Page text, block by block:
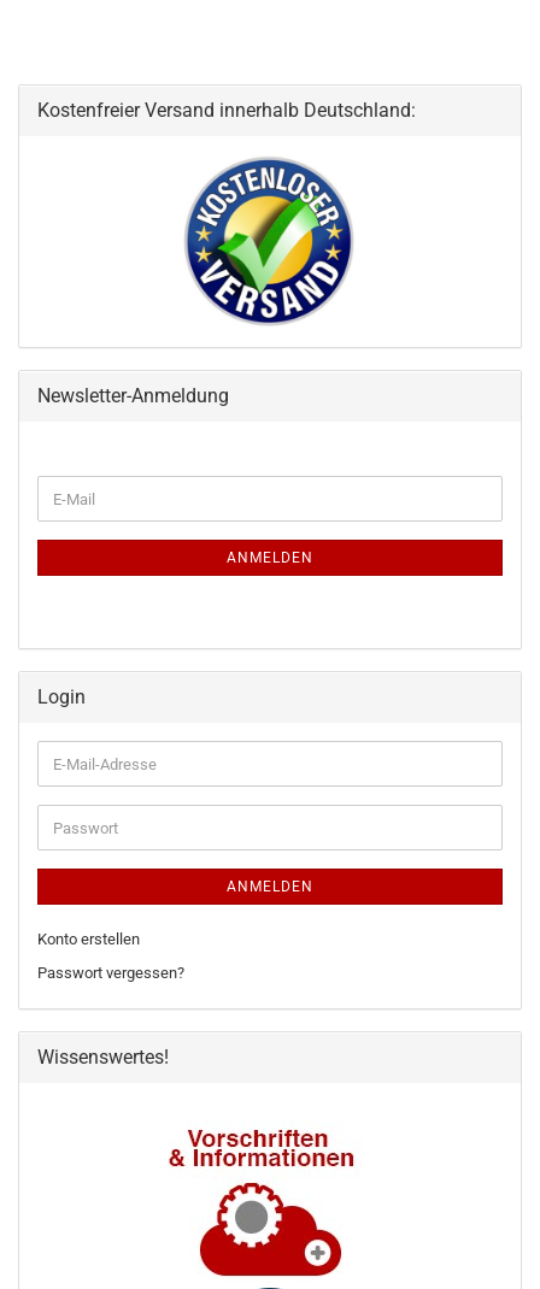
Kostenfreier Versand innerhalb Deutschland:
Newsletter-Anmeldung
ZUR
E-
Mail
ANMELDEN
Login
E-
Mail-
Adresse
Passwort
ANMELDEN
Konto erstellen
Passwort vergessen?
Wissenswertes!